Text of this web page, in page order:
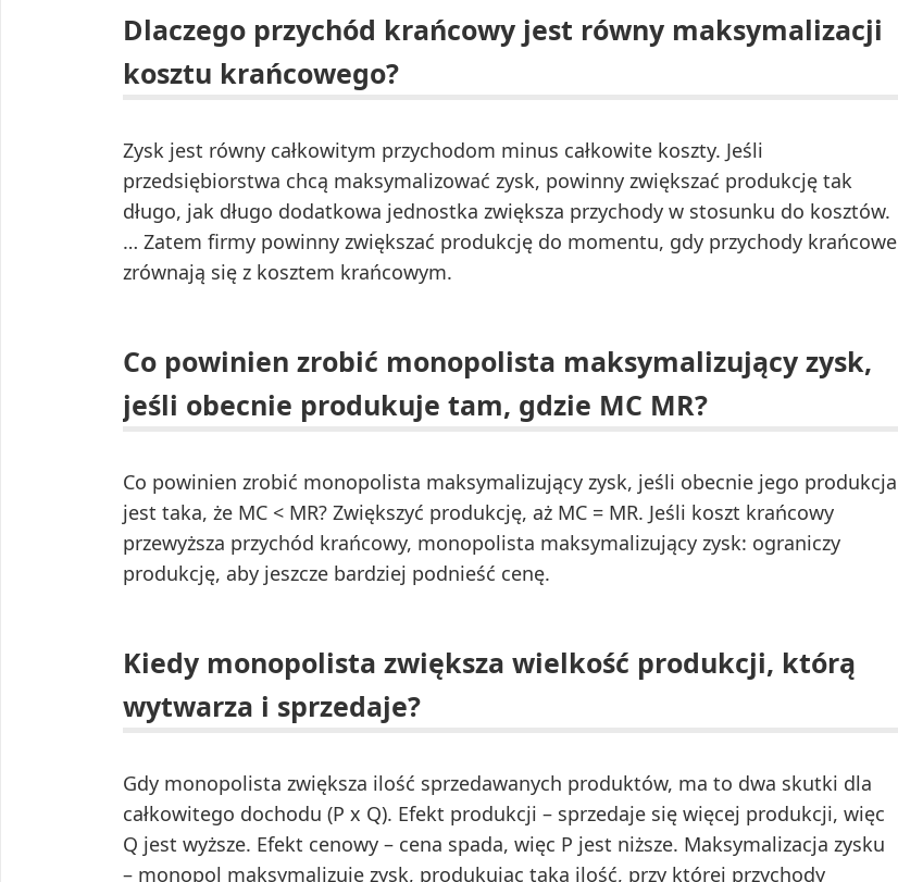
Dlaczego przychód krańcowy jest równy maksymalizacji
kosztu krańcowego?
Zysk jest równy całkowitym przychodom minus całkowite koszty. Jeśli
przedsiębiorstwa chcą maksymalizować zysk, powinny zwiększać produkcję tak
długo, jak długo dodatkowa jednostka zwiększa przychody w stosunku do kosztów.
… Zatem firmy powinny zwiększać produkcję do momentu, gdy przychody krańcowe
zrównają się z kosztem krańcowym.
Co powinien zrobić monopolista maksymalizujący zysk,
jeśli obecnie produkuje tam, gdzie MC MR?
Co powinien zrobić monopolista maksymalizujący zysk, jeśli obecnie jego produkcja
jest taka, że MC < MR? Zwiększyć produkcję, aż MC = MR. Jeśli koszt krańcowy
przewyższa przychód krańcowy, monopolista maksymalizujący zysk: ograniczy
produkcję, aby jeszcze bardziej podnieść cenę.
Kiedy monopolista zwiększa wielkość produkcji, którą
wytwarza i sprzedaje?
Gdy monopolista zwiększa ilość sprzedawanych produktów, ma to dwa skutki dla
całkowitego dochodu (P x Q). Efekt produkcji – sprzedaje się więcej produkcji, więc
Q jest wyższe. Efekt cenowy – cena spada, więc P jest niższe. Maksymalizacja zysku
– monopol maksymalizuje zysk, produkując taką ilość, przy której przychody